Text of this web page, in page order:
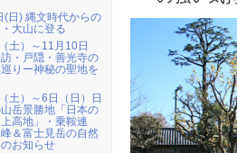
(日) 縄文時代からの
大山に登る
土）～11月10日
訪・戸隠・善光寺の
りー神秘の聖地を
土）～6日（日）日
岳景勝地「日本の
高地」・乗鞍連
＆富士見岳の自然
お知らせ